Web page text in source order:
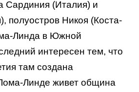
Сардиния (Италия) и
полуостров Никоя (Коста-
Линда в Южной
интересен тем, что
там создана
Линде живет община